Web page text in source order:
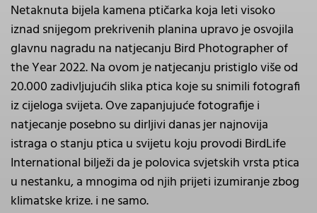
Netaknuta bijela kamena ptičarka koja leti visoko
iznad snijegom prekrivenih planina upravo je osvojila
glavnu nagradu na natjecanju Bird Photographer of
the Year 2022. Na ovom je natjecanju pristiglo više od
20.000 zadivljujućih slika ptica koje su snimili fotografi
iz cijeloga svijeta. Ove zapanjujuće fotografije i
natjecanje posebno su dirljivi danas jer najnovija
istraga o stanju ptica u svijetu koju provodi BirdLife
International bilježi da je polovica svjetskih vrsta ptica
u nestanku, a mnogima od njih prijeti izumiranje zbog
klimatske krize. i ne samo.